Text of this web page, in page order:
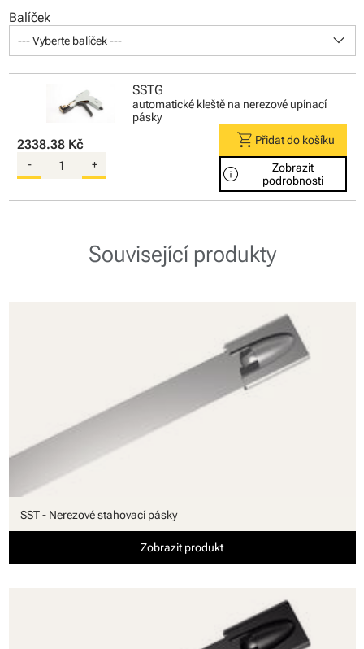
Balíček
--- Vyberte balíček --- keyboard_arrow_down
SSTG
automatické kleště na nerezové upínací
pásky
2338.38 Kč
- +
shopping_cart Přidat do košíku
info
Zobrazit
podrobnosti
Související produkty
SST - Nerezové stahovací pásky
Zobrazit produkt